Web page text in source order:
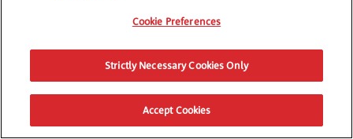
d. Les utilisateurs recevront alors un code unique
à utiliser sur leur compte Nintendo ;
e. Utiliser le bouton « Utiliser un code sur
My Nintendo » pour aller sur la page de
Cookie Preferences
Strictly Necessary Cookies Only
Accept Cookies